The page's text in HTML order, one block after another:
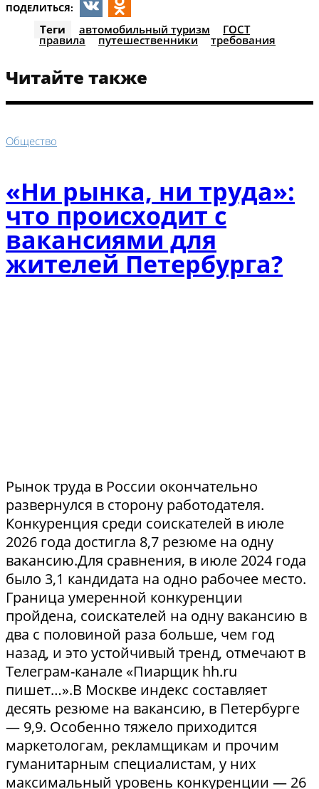
ПОДЕЛИТЬСЯ:
VKOdnoklassniki
Теги автомобильный туризм ГОСТ
правила путешественники требования
Читайте также
Общество
«Ни рынка, ни труда»:
что происходит с
вакансиями для
жителей Петербурга?
Рынок труда в России окончательно
развернулся в сторону работодателя.
Конкуренция среди соискателей в июле
2026 года достигла 8,7 резюме на одну
вакансию.Для сравнения, в июле 2024 года
было 3,1 кандидата на одно рабочее место.
Граница умеренной конкуренции
пройдена, соискателей на одну вакансию в
два с половиной раза больше, чем год
назад, и это устойчивый тренд, отмечают в
Телеграм-канале «Пиарщик hh.ru
пишет…».В Москве индекс составляет
десять резюме на вакансию, в Петербурге
— 9,9. Особенно тяжело приходится
маркетологам, рекламщикам и прочим
гуманитарным специалистам, у них
максимальный уровень конкуренции — 26